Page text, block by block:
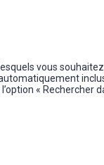
vous
« Rechercher